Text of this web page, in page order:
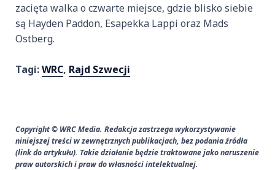
zacięta walka o czwarte miejsce, gdzie blisko siebie
są Hayden Paddon, Esapekka Lappi oraz Mads
Ostberg.
Tagi:WRC, Rajd Szwecji
Copyright © WRC Media. Redakcja zastrzega wykorzystywanie
niniejszej treści w zewnętrznych publikacjach, bez podania źródła
(link do artykułu). Takie działanie będzie traktowane jako naruszenie
praw autorskich i praw do własności intelektualnej.